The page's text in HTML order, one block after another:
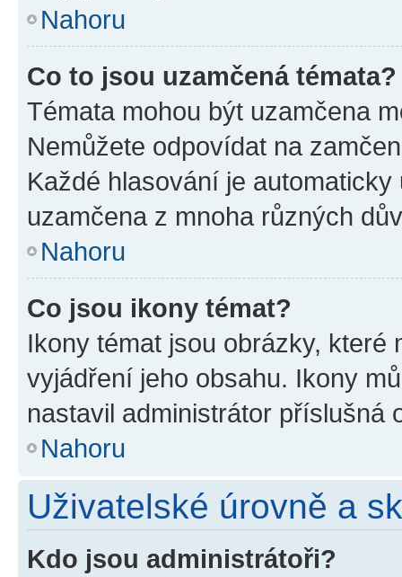
Nahoru
Co to jsou uzamčená témata?
Témata mohou být uzamčena
Nemůžete odpovídat na
Každé hlasování je
uzamčena z mnoha různých
Nahoru
Co jsou ikony témat?
Ikony témat jsou obrázky,
vyjádření jeho obsahu. Ikony
nastavil administrátor příslušná
Nahoru
Uživatelské úrovně a
Kdo jsou administrátoři?